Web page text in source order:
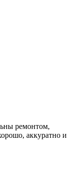
ремонтом,
аккуратно и